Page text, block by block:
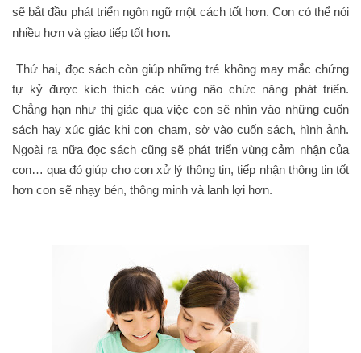
sẽ bắt đầu phát triển ngôn ngữ một cách tốt hơn. Con có thể nói
nhiều hơn và giao tiếp tốt hơn.
Thứ hai, đọc sách còn giúp những trẻ không may mắc chứng
tự kỷ được kích thích các vùng não chức năng phát triển.
Chẳng hạn như thị giác qua việc con sẽ nhìn vào những cuốn
sách hay xúc giác khi con chạm, sờ vào cuốn sách, hình ảnh.
Ngoài ra nữa đọc sách cũng sẽ phát triển vùng cảm nhận của
con… qua đó giúp cho con xử lý thông tin, tiếp nhận thông tin tốt
hơn con sẽ nhạy bén, thông minh và lanh lợi hơn.